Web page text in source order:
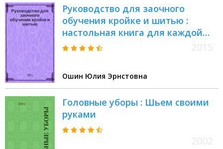
Руководство для заочного
обучения кройке и шитью :
настольная книга для каждой
семьи : классические
изящные линии, точные
выкройки
Ошин Юлия Эрнстовна
Головные уборы : Шьем своими
руками